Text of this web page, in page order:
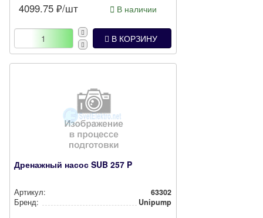
4099.75 ₽/шт В наличии
В КОРЗИНУ
Дренажный насос SUB 257 P
Артикул:
63302
Бренд:
Unipump